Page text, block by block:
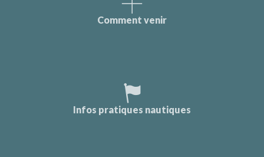
Comment venir
Infos pratiques nautiques